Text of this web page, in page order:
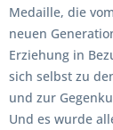
Medaille, die
neuen
Erziehung in
sich selbst zu
und zur
Und es wurde